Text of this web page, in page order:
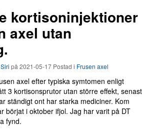
kortisoninjektioner
axel utan
på 2021-05-17 Postad i Frusen axel
axel efter typiska symtomen enligt
3 kortisonsprutor utan större effekt, senast
ständigt ont har starka mediciner. Kom
börjat i oktober ifjol. Jag har varit på DT
fynd.